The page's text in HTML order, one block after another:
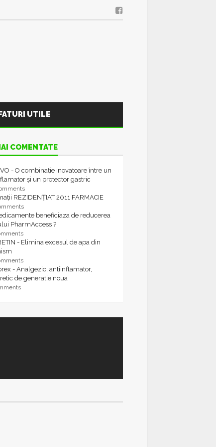
UTILE
COMENTATE
- O combinație inovatoare între un
și un protector gastric
REZIDENȚIAT 2011 FARMACIE
beneficiaza de reducerea
PharmAccess ?
- Elimina excesul de apa din
- Analgezic, antiinflamator,
de generatie noua